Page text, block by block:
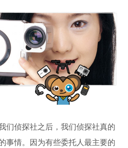
们侦探社之后，我们侦探社真的
事情。因为有些委托人最主要的